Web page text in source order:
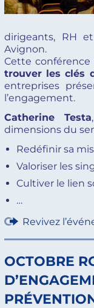
dirigeants, RH
Avignon.
Cette
trouver les clés
entreprises
l’engagement.
Catherine Testa
dimensions du
Redéfinir sa
Valoriser les
Cultiver le lien
…
Revivez
OCTOBRE